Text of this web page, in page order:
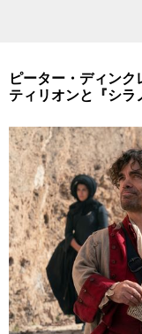
ピーター・ディンク
ティリオンと『シ